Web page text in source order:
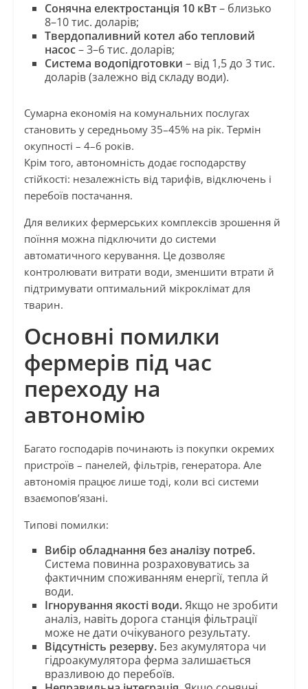
Сонячна електростанція 10 кВт– близько
8–10 тис. доларів;
Твердопаливний котел або тепловий
насос– 3–6 тис. доларів;
Система водопідготовки – від 1,5 до 3 тис.
доларів (залежно від складу води).
Сумарна економія на комунальних послугах
становить у середньому 35–45% на рік. Термін
окупності – 4–6 років.
Крім того, автономність додає господарству
стійкості: незалежність від тарифів, відключень і
перебоїв постачання.
Для великих фермерських комплексів зрошення й
поїння можна підключити до системи
автоматичного керування. Це дозволяє
контролювати витрати води, зменшити втрати й
підтримувати оптимальний мікроклімат для
тварин.
Основні помилки
фермерів під час
переходу на
автономію
Багато господарів починають із покупки окремих
пристроїв – панелей, фільтрів, генератора. Але
автономія працює лише тоді, коли всі системи
взаємопов’язані.
Типові помилки:
Вибір обладнання без аналізу потреб.
Система повинна розраховуватись за
фактичним споживанням енергії, тепла й
води.
Ігнорування якості води.Якщо не зробити
аналіз, навіть дорога станція фільтрації
може не дати очікуваного результату.
Відсутність резерву.Без акумулятора чи
гідроакумулятора ферма залишається
вразливою до перебоїв.